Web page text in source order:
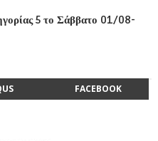
5 το Σάββατο 01/08-
FACEBOOK